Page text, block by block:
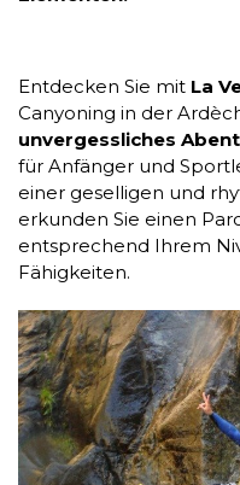
Entdecken Sie mit La
Canyoning in der
unvergessliches
für Anfänger und
einer geselligen und
erkunden Sie einen
entsprechend Ihrem
Fähigkeiten.